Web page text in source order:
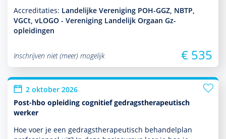
Accreditaties: Landelijke Vereniging POH-GGZ, NBTP,
VGCt, vLOGO - Vereniging Landelijk Orgaan Gz-
opleidingen
Inschrijven niet (meer) mogelijk € 535
2 oktober 2026
Post-hbo opleiding cognitief gedragstherapeutisch
werker
Hoe voer je een gedrags­thera­peu­tisch behan­del­plan